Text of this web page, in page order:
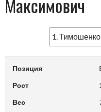
Позиция
Рост
Вес